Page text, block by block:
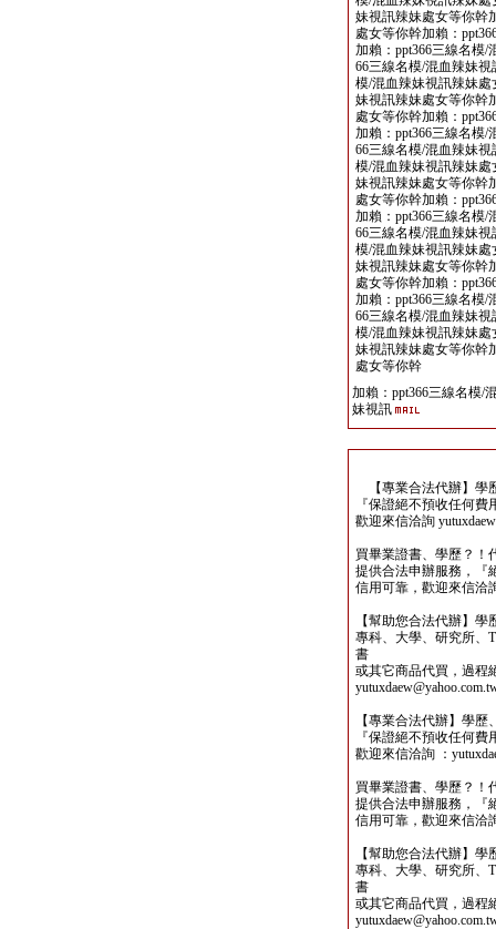
妹視訊辣妹處女等你幹
處女等你幹加賴：
加賴：ppt366三線名模/
66三線名模/混血辣妹
模/混血辣妹視訊辣妹處
妹視訊辣妹處女等你幹
處女等你幹加賴：
加賴：ppt366三線名模/
66三線名模/混血辣妹
模/混血辣妹視訊辣妹處
妹視訊辣妹處女等你幹
處女等你幹加賴：
加賴：ppt366三線名模/
66三線名模/混血辣妹
模/混血辣妹視訊辣妹處
妹視訊辣妹處女等你幹
處女等你幹加賴：
加賴：ppt366三線名模/
66三線名模/混血辣妹
模/混血辣妹視訊辣妹處
妹視訊辣妹處女等你幹
處女等你幹
加賴：ppt366三線名模/
妹視訊
【專業合法代辦】學
『保證絕不預收任何
歡迎來信洽詢
買畢業證書、學歷？！
提供合法申辦服務，『
信用可靠，歡迎來信洽
【幫助您合法代辦】
專科、大學、研究所、
書
或其它商品代買，過程
【專業合法代辦】學
『保證絕不預收任何
歡迎來信洽詢 ：
買畢業證書、學歷？！
提供合法申辦服務，『
信用可靠，歡迎來信洽
【幫助您合法代辦】
專科、大學、研究所、
書
或其它商品代買，過程